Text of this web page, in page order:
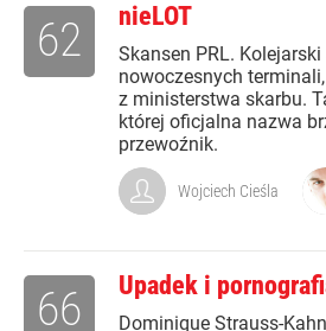
nieLOT
Skansen PRL.
nowoczesnych
z ministerstwa skarbu.
której oficjalna nazwa
przewoźnik.
62
Wojciech Cieśla
Upadek i
Dominique Strauss-
66